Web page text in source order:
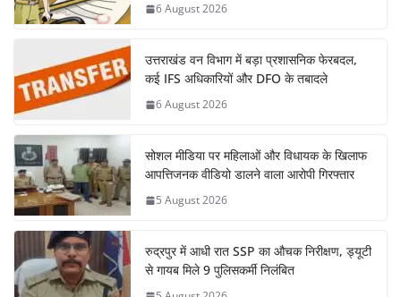
6 August 2026
उत्तराखंड वन विभाग में बड़ा प्रशासनिक फेरबदल,
कई IFS अधिकारियों और DFO के तबादले
6 August 2026
सोशल मीडिया पर महिलाओं और विधायक के खिलाफ
आपत्तिजनक वीडियो डालने वाला आरोपी गिरफ्तार
5 August 2026
रुद्रपुर में आधी रात SSP का औचक निरीक्षण, ड्यूटी
से गायब मिले 9 पुलिसकर्मी निलंबित